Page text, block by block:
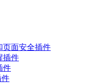
页面安全插件
插件
件
件